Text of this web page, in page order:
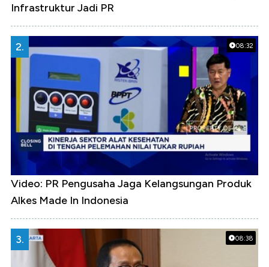
Infrastruktur Jadi PR
08:32
2.
Video: PR Pengusaha Jaga Kelangsungan Produk
Alkes Made In Indonesia
08:38
3.